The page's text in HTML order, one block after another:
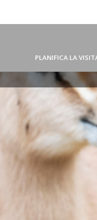
PLANIFICA LA